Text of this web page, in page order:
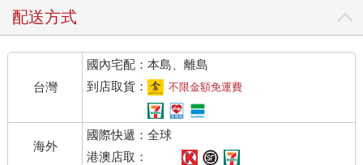
配送方式
台灣
國內宅配：本島、離島
到店取貨：
不限金額免運費
海外
國際快遞：全球
港澳店取：